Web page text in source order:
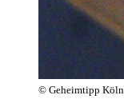
© Geheimtipp Köln